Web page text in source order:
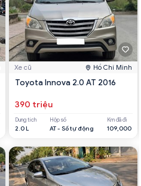
Xe cũ Hồ Chí Minh
Toyota Innova 2.0 AT 2016
390 triệu
Dung tích
2.0 L
Hộp số
AT - Số tự động
Km đã đi
109,000